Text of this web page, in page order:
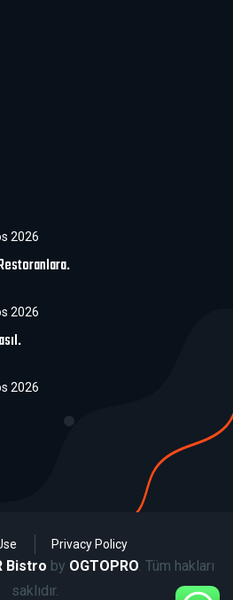
2026
2026
2026
Bistro by OGTOPRO. Tüm hakları
saklıdır.
Privacy Policy